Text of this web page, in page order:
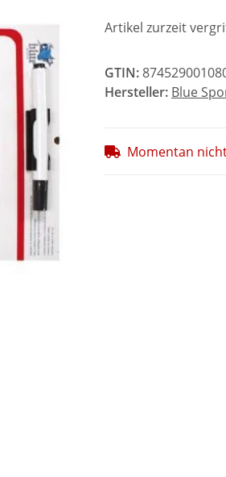
Artikel zurzeit
GTIN:
Hersteller: Blue
Momentan